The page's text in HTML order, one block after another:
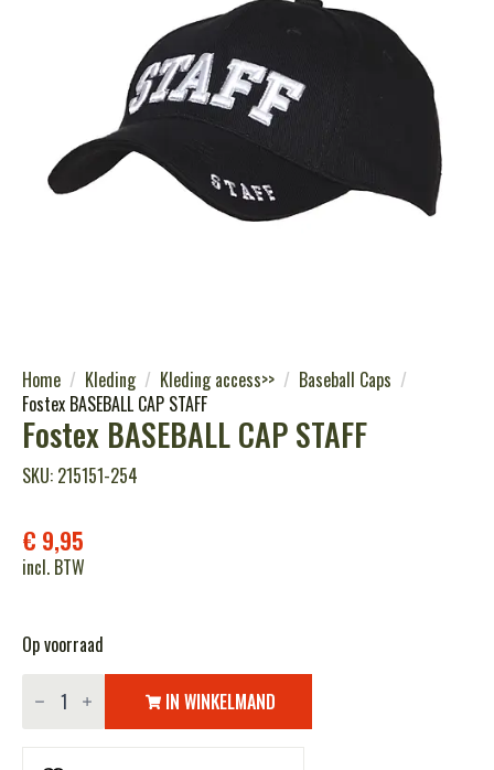
Home Kleding Kleding access>>
Baseball Caps
Fostex BASEBALL CAP STAFF
Fostex BASEBALL CAP STAFF
SKU: 215151-254
€ 9,95
incl. BTW
Op voorraad
Fostex
BASEBALL
STAFF
aantal
IN WINKELMAND